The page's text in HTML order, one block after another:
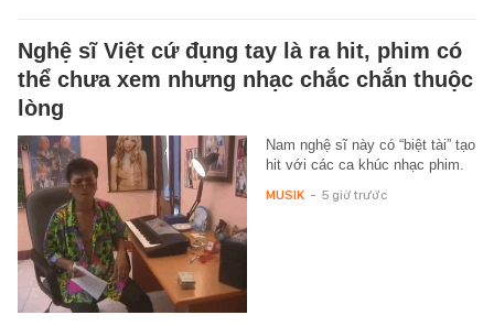
Nghệ sĩ Việt cứ đụng tay là ra hit, phim có
thể chưa xem nhưng nhạc chắc chắn thuộc
lòng
Nam nghệ sĩ này có “biệt tài” tạo
hit với các ca khúc nhạc phim.
MUSIK - 5 giờ trước